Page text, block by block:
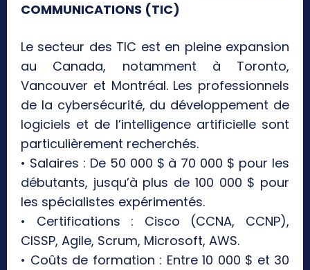
COMMUNICATIONS (TIC)
Le secteur des TIC est en pleine expansion
au Canada, notamment à Toronto,
Vancouver et Montréal. Les professionnels
de la cybersécurité, du développement de
logiciels et de l’intelligence artificielle sont
particulièrement recherchés.
• Salaires : De 50 000 $ à 70 000 $ pour les
débutants, jusqu’à plus de 100 000 $ pour
les spécialistes expérimentés.
• Certifications : Cisco (CCNA, CCNP),
CISSP, Agile, Scrum, Microsoft, AWS.
• Coûts de formation : Entre 10 000 $ et 30